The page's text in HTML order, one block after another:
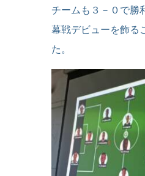
チームも３－０で勝
幕戦デビューを飾る
た。